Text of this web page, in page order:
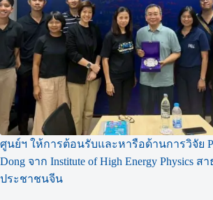
ศูนย์ฯ ให้การต้อนรับและหารือด้านการวิจัย
Dong จาก Institute of High Energy Physics ส
ประชาชนจีน